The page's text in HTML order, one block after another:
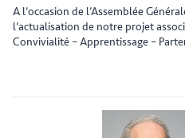
A l’occasion de l’Assemblée
l’actualisation de notre projet
Convivialité – Apprentissage –